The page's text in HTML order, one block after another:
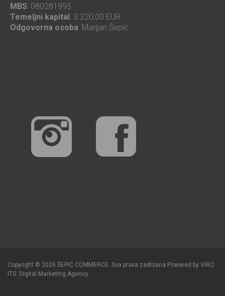
MBS: 080281995
Temeljni kapital: 3.220,00 EUR
Odgovorna osoba: Marijan Šepić
Copyright © 2026 ŠEPIĆ COMMERCE. Sva prava zadržana. Powered by VIRO
ITS. Digital Marketing Agency